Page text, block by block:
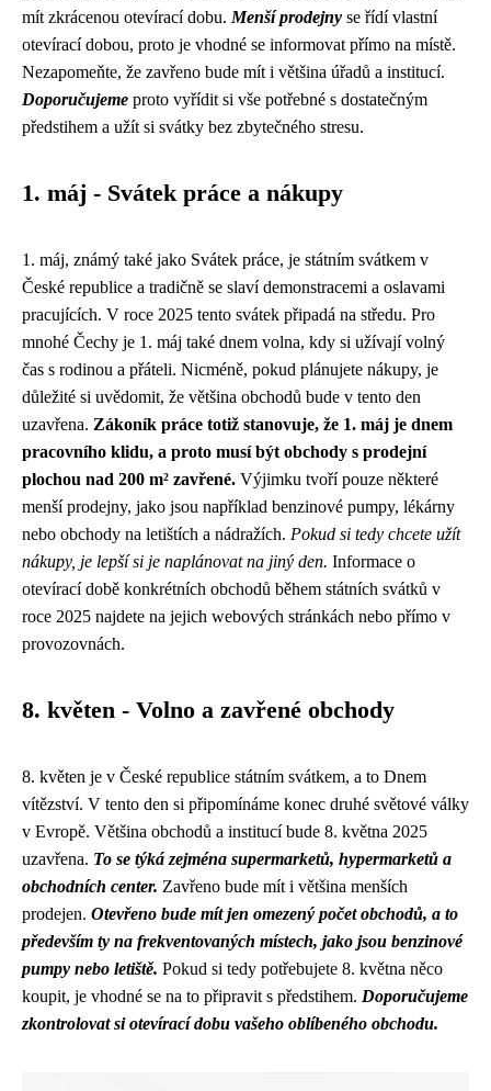
mít zkrácenou otevírací dobu. Menší prodejny se řídí vlastní
otevírací dobou, proto je vhodné se informovat přímo na místě.
Nezapomeňte, že zavřeno bude mít i většina úřadů a institucí.
Doporučujeme proto vyřídit si vše potřebné s dostatečným
předstihem a užít si svátky bez zbytečného stresu.
1. máj - Svátek práce a nákupy
1. máj, známý také jako Svátek práce, je státním svátkem v
České republice a tradičně se slaví demonstracemi a oslavami
pracujících. V roce 2025 tento svátek připadá na středu. Pro
mnohé Čechy je 1. máj také dnem volna, kdy si užívají volný
čas s rodinou a přáteli. Nicméně, pokud plánujete nákupy, je
důležité si uvědomit, že většina obchodů bude v tento den
uzavřena. Zákoník práce totiž stanovuje, že 1. máj je dnem
pracovního klidu, a proto musí být obchody s prodejní
plochou nad 200 m² zavřené. Výjimku tvoří pouze některé
menší prodejny, jako jsou například benzinové pumpy, lékárny
nebo obchody na letištích a nádražích. Pokud si tedy chcete užít
nákupy, je lepší si je naplánovat na jiný den. Informace o
otevírací době konkrétních obchodů během státních svátků v
roce 2025 najdete na jejich webových stránkách nebo přímo v
provozovnách.
8. květen - Volno a zavřené obchody
8. květen je v České republice státním svátkem, a to Dnem
vítězství. V tento den si připomínáme konec druhé světové války
v Evropě. Většina obchodů a institucí bude 8. května 2025
uzavřena. To se týká zejména supermarketů, hypermarketů a
obchodních center. Zavřeno bude mít i většina menších
prodejen. Otevřeno bude mít jen omezený počet obchodů, a to
především ty na frekventovaných místech, jako jsou benzinové
pumpy nebo letiště. Pokud si tedy potřebujete 8. května něco
koupit, je vhodné se na to připravit s předstihem. Doporučujeme
zkontrolovat si otevírací dobu vašeho oblíbeného obchodu.